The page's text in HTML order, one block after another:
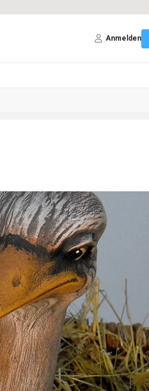
Anmelden